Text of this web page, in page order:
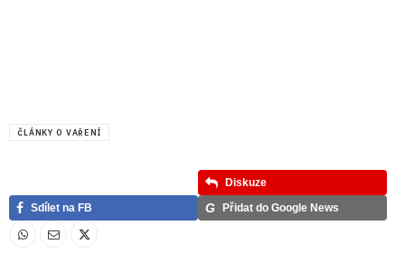
ČLÁNKY O VAŘENÍ
Diskuze
Sdílet na FB
G Přidat do Google News